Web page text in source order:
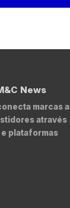
News
marcas a
através
e plataformas